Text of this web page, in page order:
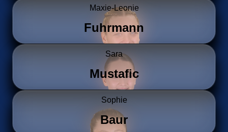
Maxie-Leonie
Fuhrmann
Sara
Mustafic
Sophie
Baur